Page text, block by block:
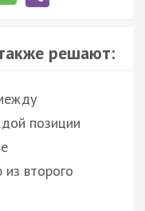
решают:
позиции
второго